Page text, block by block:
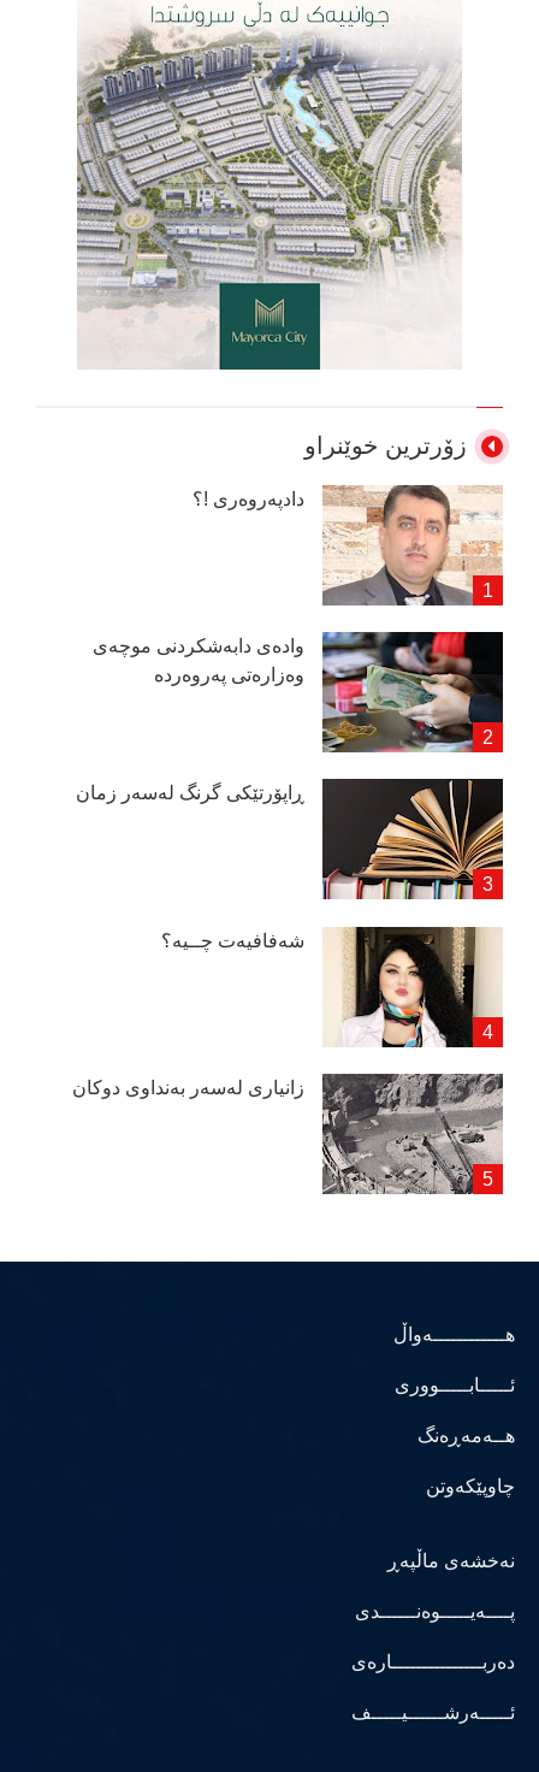
زۆرترین خوێنراو
دادپەروەری !؟
وادەی دابەشكردنی موچەی
وەزارەتی پەروەردە
ڕاپۆرتێكی گرنگ لەسەر زمان
شەفافیەت چــیە؟
زانیاری لەسەر بەنداوی دوكان
هــــــــــــەواڵ
ئـــــابـــــووری
هــەمەڕەنگ
چاوپێکەوتن
نەخشەی ماڵپەڕ
پــــەیـــــوەنــــــدی
دەربـــــــــــــــارەی
ئـــــەرشــــــیـــــف